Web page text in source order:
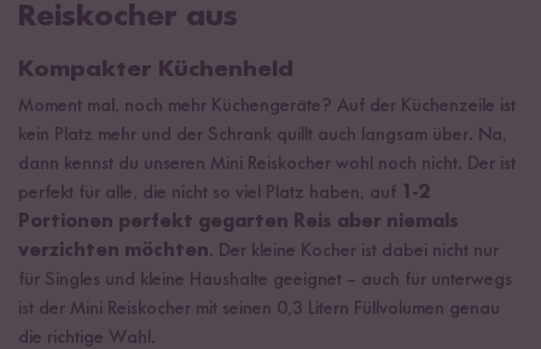
Reiskocher aus
Kompakter Küchenheld
Moment mal, noch mehr Küchengeräte? Auf der Küchenzeile ist
kein Platz mehr und der Schrank quillt auch langsam über. Na,
dann kennst du unseren Mini Reiskocher wohl noch nicht. Der ist
perfekt für alle, die nicht so viel Platz haben, auf
1-2
Portionen perfekt gegarten Reis aber niemals
verzichten möchten. Der kleine Kocher ist dabei nicht nur
für Singles und kleine Haushalte geeignet – auch für unterwegs
ist der Mini Reiskocher mit seinen 0,3 Litern Füllvolumen genau
die richtige Wahl.